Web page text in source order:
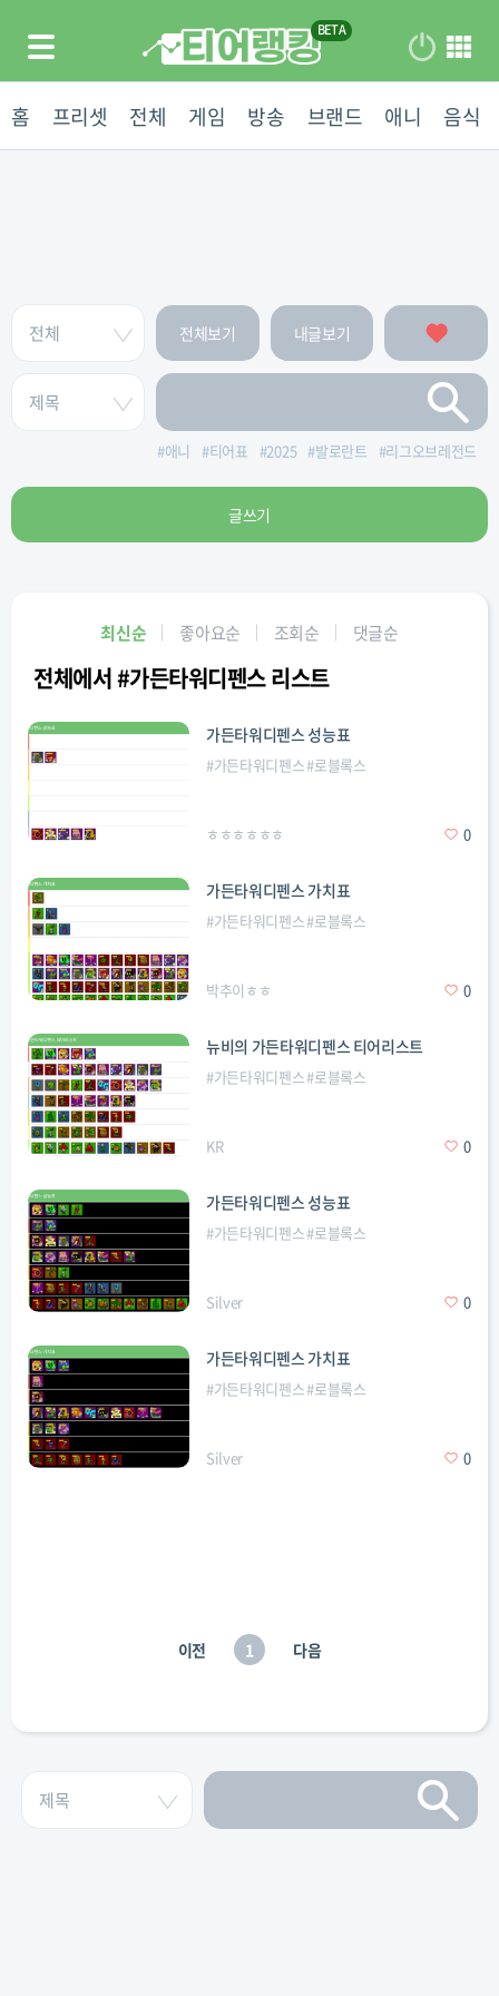
홈 프리셋 전체 게임 방송 브랜드 애니 음식
전체보기 내글보기
#애니 #티어표 #2025 #발로란트 #리그오브레전드
글쓰기
최신순 좋아요순 조회순 댓글순
전체에서 #가든타워디펜스 리스트
가든타워디펜스 성능표
#가든타워디펜스#로블록스
ㅎㅎㅎㅎㅎㅎ 0
가든타워디펜스 가치표
#가든타워디펜스#로블록스
박추이ㅎㅎ 0
뉴비의 가든타워디펜스 티어리스트
#가든타워디펜스#로블록스
KR 0
가든타워디펜스 성능표
#가든타워디펜스#로블록스
Silver 0
가든타워디펜스 가치표
#가든타워디펜스#로블록스
Silver 0
이전 1 다음